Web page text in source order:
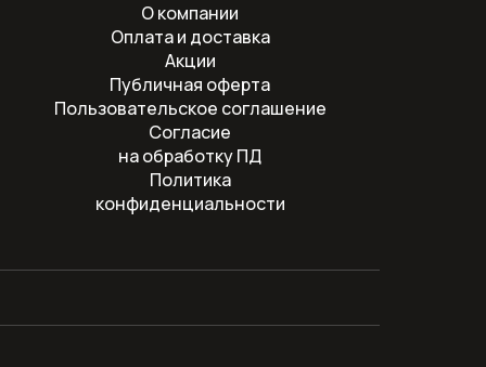
О компании
Оплата и доставка
Акции
Публичная оферта
Пользовательское соглашение
Согласие
на обработку ПД
Политика
конфиденциальности